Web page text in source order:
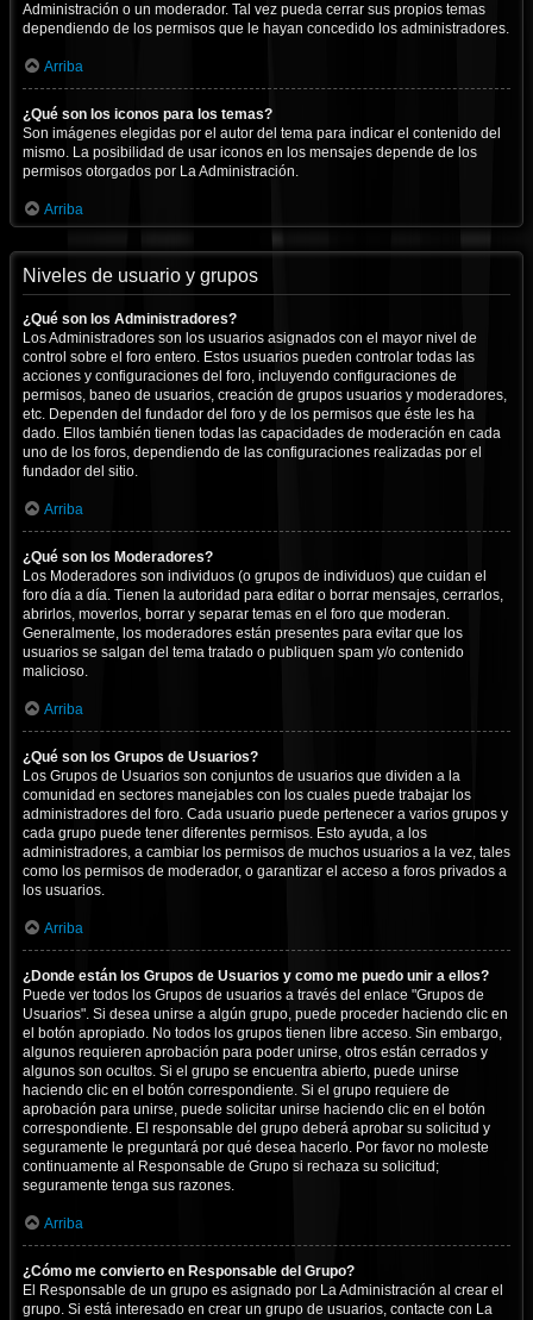
Administración o un moderador. Tal vez pueda cerrar sus propios temas
dependiendo de los permisos que le hayan concedido los administradores.
Arriba
¿Qué son los iconos para los temas?
Son imágenes elegidas por el autor del tema para indicar el contenido del
mismo. La posibilidad de usar iconos en los mensajes depende de los
permisos otorgados por La Administración.
Arriba
Niveles de usuario y grupos
¿Qué son los Administradores?
Los Administradores son los usuarios asignados con el mayor nivel de
control sobre el foro entero. Estos usuarios pueden controlar todas las
acciones y configuraciones del foro, incluyendo configuraciones de
permisos, baneo de usuarios, creación de grupos usuarios y moderadores,
etc. Dependen del fundador del foro y de los permisos que éste les ha
dado. Ellos también tienen todas las capacidades de moderación en cada
uno de los foros, dependiendo de las configuraciones realizadas por el
fundador del sitio.
Arriba
¿Qué son los Moderadores?
Los Moderadores son individuos (o grupos de individuos) que cuidan el
foro día a día. Tienen la autoridad para editar o borrar mensajes, cerrarlos,
abrirlos, moverlos, borrar y separar temas en el foro que moderan.
Generalmente, los moderadores están presentes para evitar que los
usuarios se salgan del tema tratado o publiquen spam y/o contenido
malicioso.
Arriba
¿Qué son los Grupos de Usuarios?
Los Grupos de Usuarios son conjuntos de usuarios que dividen a la
comunidad en sectores manejables con los cuales puede trabajar los
administradores del foro. Cada usuario puede pertenecer a varios grupos y
cada grupo puede tener diferentes permisos. Esto ayuda, a los
administradores, a cambiar los permisos de muchos usuarios a la vez, tales
como los permisos de moderador, o garantizar el acceso a foros privados a
los usuarios.
Arriba
¿Donde están los Grupos de Usuarios y como me puedo unir a ellos?
Puede ver todos los Grupos de usuarios a través del enlace "Grupos de
Usuarios". Si desea unirse a algún grupo, puede proceder haciendo clic en
el botón apropiado. No todos los grupos tienen libre acceso. Sin embargo,
algunos requieren aprobación para poder unirse, otros están cerrados y
algunos son ocultos. Si el grupo se encuentra abierto, puede unirse
haciendo clic en el botón correspondiente. Si el grupo requiere de
aprobación para unirse, puede solicitar unirse haciendo clic en el botón
correspondiente. El responsable del grupo deberá aprobar su solicitud y
seguramente le preguntará por qué desea hacerlo. Por favor no moleste
continuamente al Responsable de Grupo si rechaza su solicitud;
seguramente tenga sus razones.
Arriba
¿Cómo me convierto en Responsable del Grupo?
El Responsable de un grupo es asignado por La Administración al crear el
grupo. Si está interesado en crear un grupo de usuarios, contacte con La